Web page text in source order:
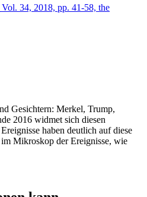
34, 2018, pp. 41-58, the
Gesichtern: Merkel, Trump,
2016 widmet sich diesen
haben deutlich auf diese
im Mikroskop der Ereignisse, wie